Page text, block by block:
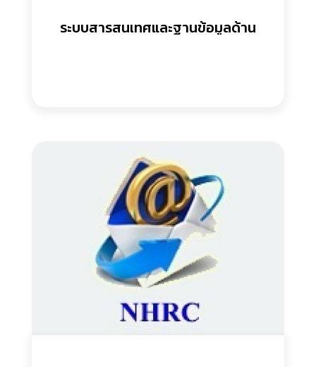
ระบบสารสนเทศและฐานข้อมูลด้าน